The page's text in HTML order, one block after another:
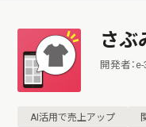
さぶ
開発者：
AI活用で売上アップ